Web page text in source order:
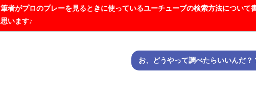
筆者がプロのプレーを見るときに使っているユーチューブの検索方法について
思います♪
お、どうやって調べたらいいんだ？